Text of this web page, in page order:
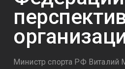
Министр спорта РФ Виталий